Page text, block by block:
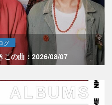
グ
この曲：2026/08/07